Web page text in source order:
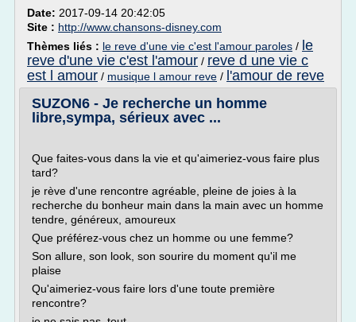
Date: 2017-09-14 20:42:05
Site : http://www.chansons-disney.com
Thèmes liés : le reve d'une vie c'est l'amour paroles / le
reve d'une vie c'est l'amour / reve d une vie c
est l amour / musique l amour reve / l'amour de reve
SUZON6 - Je recherche un homme
libre,sympa, sérieux avec ...
Que faites-vous dans la vie et qu'aimeriez-vous faire plus
tard?
je rève d'une rencontre agréable, pleine de joies à la
recherche du bonheur main dans la main avec un homme
tendre, généreux, amoureux
Que préférez-vous chez un homme ou une femme?
Son allure, son look, son sourire du moment qu'il me
plaise
Qu'aimeriez-vous faire lors d'une toute première
rencontre?